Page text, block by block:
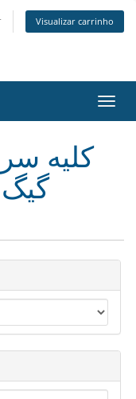
Visualizar carrinho
گیگ